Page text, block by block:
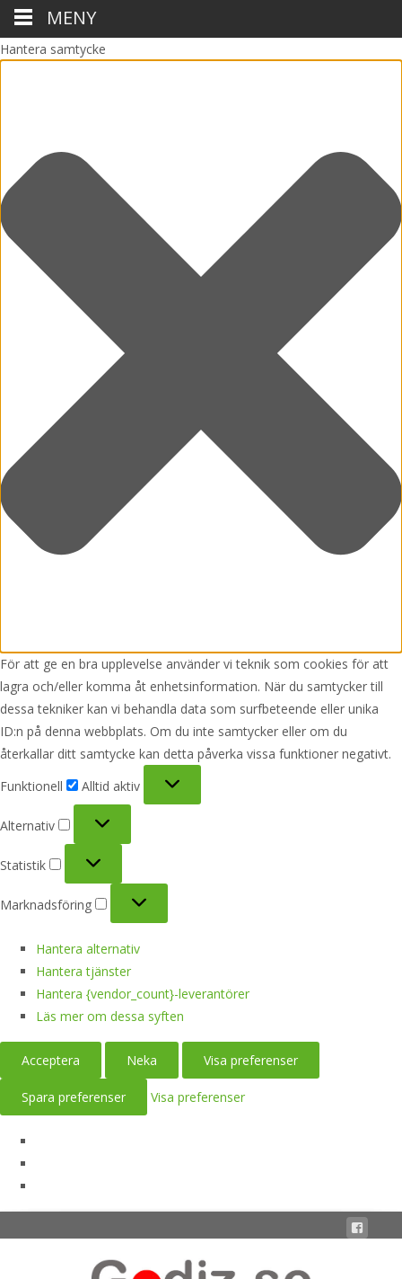
Hantera samtycke
För att ge en bra upplevelse använder vi teknik som cookies för att
lagra och/eller komma åt enhetsinformation. När du samtycker till
dessa tekniker kan vi behandla data som surfbeteende eller unika
ID:n på denna webbplats. Om du inte samtycker eller om du
återkallar ditt samtycke kan detta påverka vissa funktioner negativt.
Funktionell
Alltid aktiv
Alternativ
Statistik
Marknadsföring
Hantera alternativ
Hantera tjänster
Hantera {vendor_count}-leverantörer
Läs mer om dessa syften
Acceptera Neka Visa preferenser
Spara preferenser Visa preferenser
MENY